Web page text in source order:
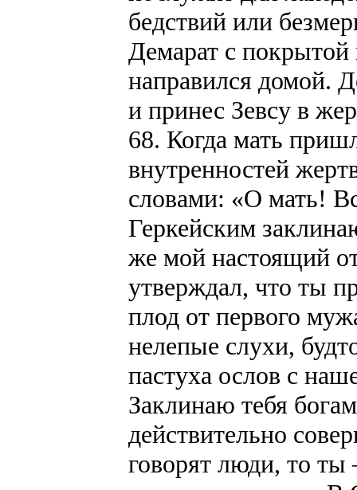
бедствий или
Демарат с покрытой
направился домой.
и принес Зевсу в
68. Когда мать
внутренностей
словами: «О мать!
Геркейским
же мой настоящий
утверждал, что ты
плод от первого
нелепые слухи,
пастуха ослов с
Заклинаю тебя
действительно
говорят люди, то